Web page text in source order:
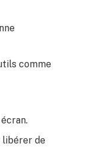
comme
libérer de